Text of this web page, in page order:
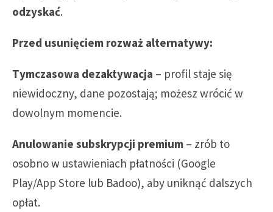
odzyskać.
Przed usunięciem rozważ alternatywy:
Tymczasowa dezaktywacja – profil staje się
niewidoczny, dane pozostają; możesz wrócić w
dowolnym momencie.
Anulowanie subskrypcji premium – zrób to
osobno w ustawieniach płatności (Google
Play/App Store lub Badoo), aby uniknąć dalszych
opłat.